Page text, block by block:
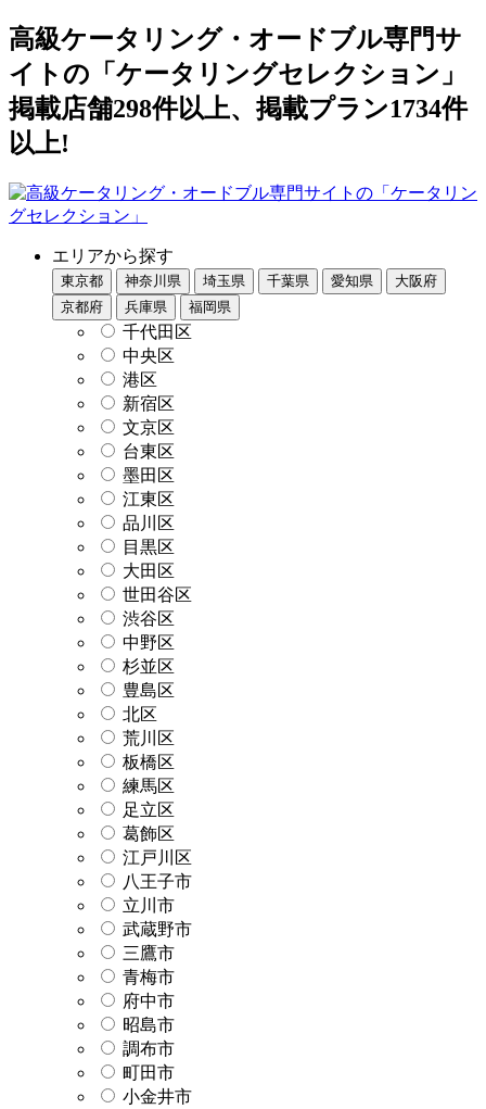
高級ケータリング・オードブル専門サ
イトの「ケータリングセレクション」
掲載店舗298件以上、掲載プラン1734件
以上!
エリアから探す
東京都 神奈川県 埼玉県 千葉県 愛知県
大阪府
京都府
兵庫県 福岡県
千代田区
中央区
港区
新宿区
文京区
台東区
墨田区
江東区
品川区
目黒区
大田区
世田谷区
渋谷区
中野区
杉並区
豊島区
北区
荒川区
板橋区
練馬区
足立区
葛飾区
江戸川区
八王子市
立川市
武蔵野市
三鷹市
青梅市
府中市
昭島市
調布市
町田市
小金井市